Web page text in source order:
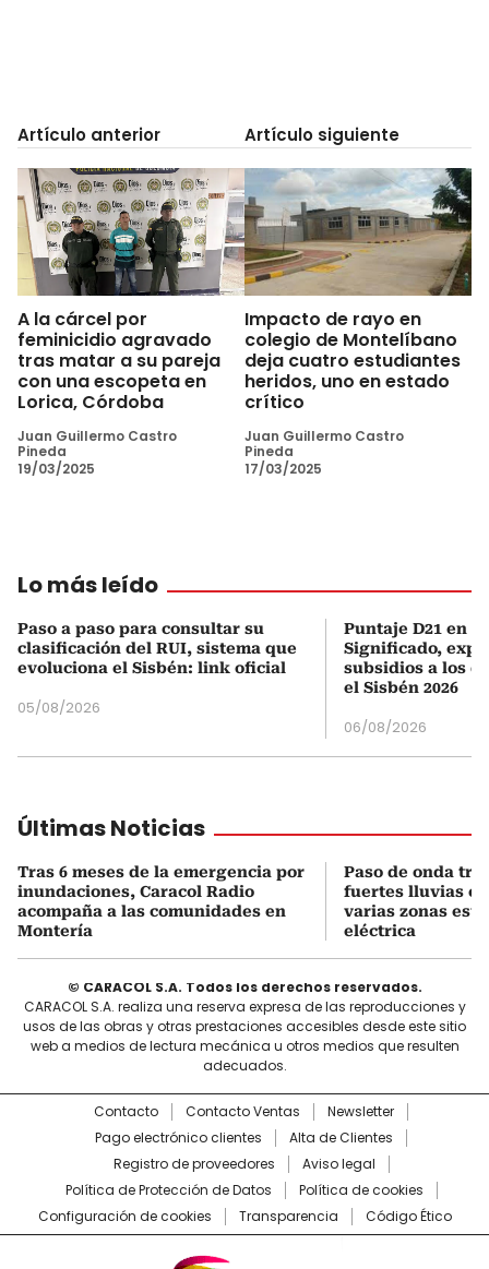
Artículo anterior
A la cárcel por
feminicidio agravado
tras matar a su pareja
con una escopeta en
Lorica, Córdoba
Juan Guillermo Castro
Pineda
19/03/2025
Artículo siguiente
Impacto de rayo en
colegio de Montelíbano
deja cuatro estudiantes
heridos, uno en estado
crítico
Juan Guillermo Castro
Pineda
17/03/2025
Lo más leído
Paso a paso para consultar su
clasificación del RUI, sistema que
evoluciona el Sisbén: link oficial
05/08/2026
Puntaje D21 en
Significado,
subsidios a los
el Sisbén 2026
06/08/2026
Últimas Noticias
Tras 6 meses de la emergencia por
inundaciones, Caracol Radio
acompaña a las comunidades en
Montería
Paso de onda
fuertes lluvias
varias zonas
eléctrica
© CARACOL S.A. Todos los derechos reservados.
CARACOL S.A. realiza una reserva expresa de las reproducciones y
usos de las obras y otras prestaciones accesibles desde este sitio
web a medios de lectura mecánica u otros medios que resulten
adecuados.
Contacto Contacto Ventas
Newsletter
Pago electrónico clientes
Alta de Clientes
Registro de proveedores
Aviso legal
Política de Protección de Datos
Política de cookies
Configuración de cookies
Transparencia Código Ético